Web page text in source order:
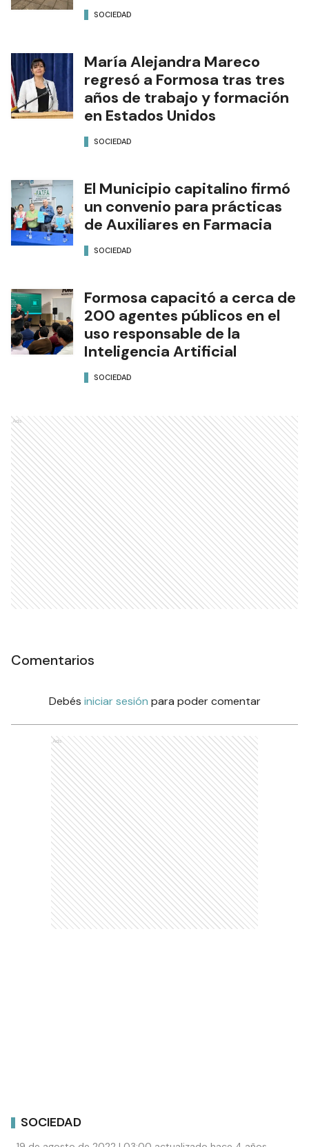
SOCIEDAD
María Alejandra Mareco
regresó a Formosa tras tres
años de trabajo y formación
en Estados Unidos
SOCIEDAD
El Municipio capitalino firmó
un convenio para prácticas
de Auxiliares en Farmacia
SOCIEDAD
Formosa capacitó a cerca de
200 agentes públicos en el
uso responsable de la
Inteligencia Artificial
SOCIEDAD
Ads
Comentarios
Debés iniciar sesión para poder comentar
Ads
SOCIEDAD